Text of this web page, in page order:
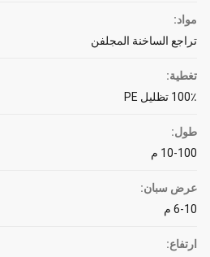
مواد:
تراجع الساخنة المجلفن
تغطية:
100٪ تظليل PE
طول:
10-100 م
عرض سبان:
6-10 م
ارتفاع: